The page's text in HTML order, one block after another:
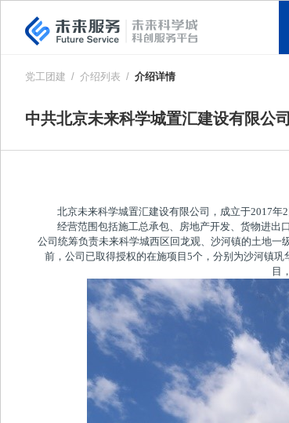
党工团建 / 介绍列表 / 介绍详情
中共北京未来科学城置汇建设有限公
北京未来科学城置汇建设有限公司，成立于2017年
经营范围包括施工总承包、房地产开发、货物进出
公司统筹负责未来科学城西区回龙观、沙河镇的土地
前，公司已取得授权的在施项目5个，分别为沙河镇
目